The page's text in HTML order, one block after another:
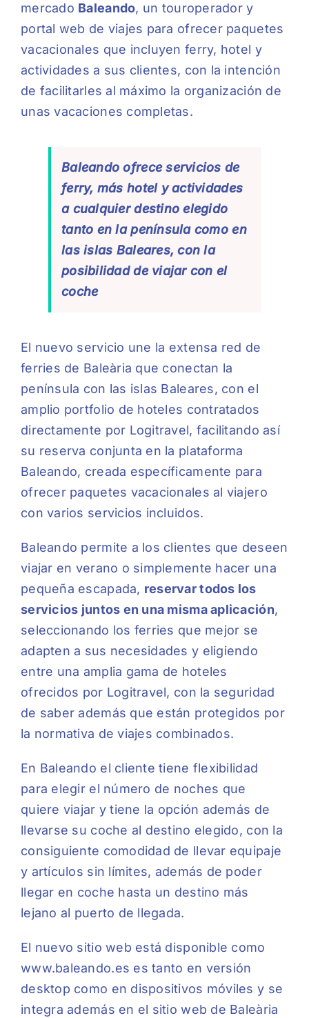
mercado Baleando, un touroperador y
portal web de viajes para ofrecer paquetes
vacacionales que incluyen ferry, hotel y
actividades a sus clientes, con la intención
de facilitarles al máximo la organización de
unas vacaciones completas.
Baleando ofrece servicios de
ferry, más hotel y actividades
a cualquier destino elegido
tanto en la península como en
las islas Baleares, con la
posibilidad de viajar con el
coche
El nuevo servicio une la extensa red de
ferries de Baleària que conectan la
península con las islas Baleares, con el
amplio portfolio de hoteles contratados
directamente por Logitravel, facilitando así
su reserva conjunta en la plataforma
Baleando, creada específicamente para
ofrecer paquetes vacacionales al viajero
con varios servicios incluidos.
Baleando permite a los clientes que deseen
viajar en verano o simplemente hacer una
pequeña escapada, reservar todos los
servicios juntos en una misma aplicación,
seleccionando los ferries que mejor se
adapten a sus necesidades y eligiendo
entre una amplia gama de hoteles
ofrecidos por Logitravel, con la seguridad
de saber además que están protegidos por
la normativa de viajes combinados.
En Baleando el cliente tiene flexibilidad
para elegir el número de noches que
quiere viajar y tiene la opción además de
llevarse su coche al destino elegido, con la
consiguiente comodidad de llevar equipaje
y artículos sin límites, además de poder
llegar en coche hasta un destino más
lejano al puerto de llegada.
El nuevo sitio web está disponible como
www.baleando.es es tanto en versión
desktop como en dispositivos móviles y se
integra además en el sitio web de Baleària